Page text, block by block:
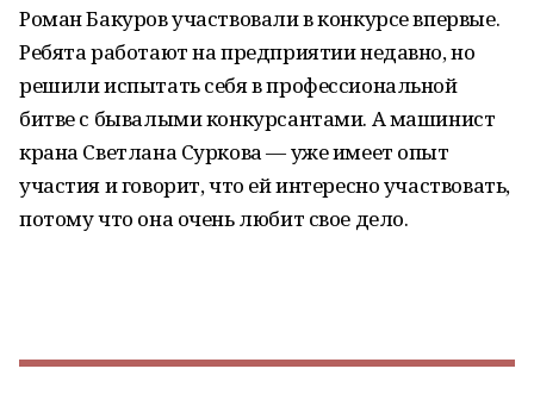
Роман Бакуров участвовали в конкурсе впервые.
Ребята работают на предприятии недавно, но
решили испытать себя в профессиональной
битве с бывалыми конкурсантами. А машинист
крана Светлана Суркова — уже имеет опыт
участия и говорит, что ей интересно участвовать,
потому что она очень любит свое дело.